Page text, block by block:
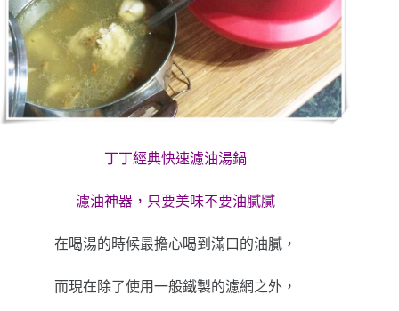
丁丁經典快速濾油湯鍋
濾油神器，只要美味不要油膩膩
在喝湯的時候最擔心喝到滿口的油膩，
而現在除了使用一般鐵製的濾網之外，